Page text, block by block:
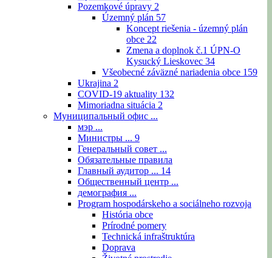
Pozemkové úpravy 2
Územný plán 57
Koncept riešenia - územný plán
obce 22
Zmena a doplnok č.1 ÚPN-O
Kysucký Lieskovec 34
Všeobecné záväzné nariadenia obce 159
Ukrajina 2
COVID-19 aktuality 132
Mimoriadna situácia 2
Муниципальный офис ...
мэр ...
Министры ... 9
Генеральный совет ...
Обязательные правила
Главный аудитор ... 14
Общественный центр ...
демография ...
Program hospodárskeho a sociálneho rozvoja
História obce
Prírodné pomery
Technická infraštruktúra
Doprava